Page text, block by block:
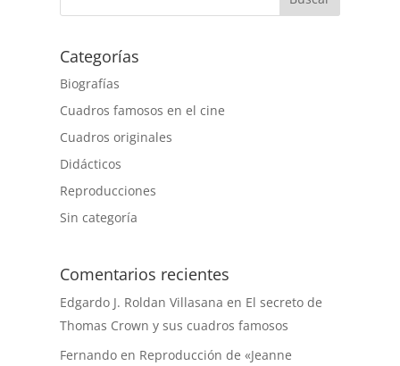
Categorías
Biografías
Cuadros famosos en el cine
Cuadros originales
Didácticos
Reproducciones
Sin categoría
Comentarios recientes
Edgardo J. Roldan Villasana en El secreto de
Thomas Crown y sus cuadros famosos
Fernando en Reproducción de «Jeanne